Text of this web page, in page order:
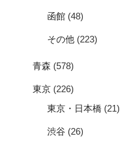
函館 (48)
その他 (223)
青森 (578)
東京 (226)
東京・日本橋 (21)
渋谷 (26)